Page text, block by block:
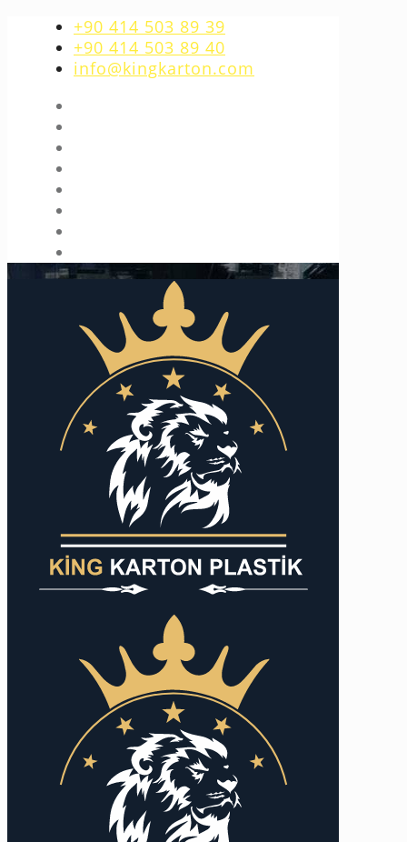
+90 414 503 89 39
+90 414 503 89 40
info@kingkarton.com